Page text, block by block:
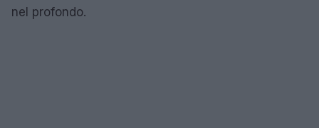
nel profondo.